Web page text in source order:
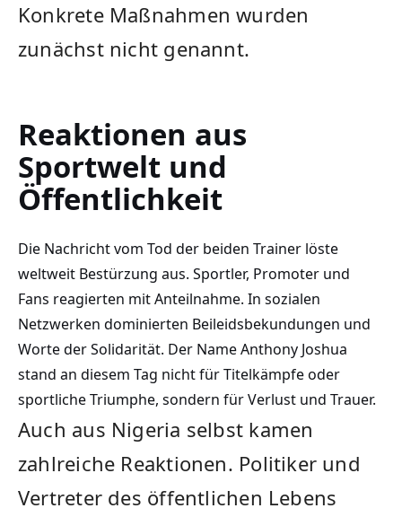
Konkrete Maßnahmen wurden
zunächst nicht genannt.
Reaktionen aus
Sportwelt und
Öffentlichkeit
Die Nachricht vom Tod der beiden Trainer löste
weltweit Bestürzung aus. Sportler, Promoter und
Fans reagierten mit Anteilnahme. In sozialen
Netzwerken dominierten Beileidsbekundungen und
Worte der Solidarität. Der Name Anthony Joshua
stand an diesem Tag nicht für Titelkämpfe oder
sportliche Triumphe, sondern für Verlust und Trauer.
Auch aus Nigeria selbst kamen
zahlreiche Reaktionen. Politiker und
Vertreter des öffentlichen Lebens